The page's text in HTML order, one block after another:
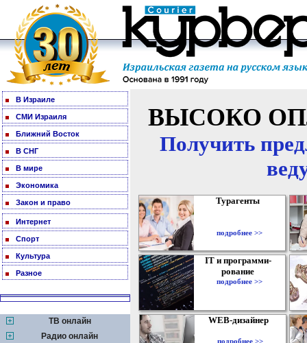
В Израиле
СМИ Израиля
Ближний Восток
В СНГ
В мире
Экономика
Закон и право
Интернет
Спорт
Культура
Разное
ТВ онлайн
Радио онлайн
ВЫСОКО
Получить
Турагенты
подробнее >>
IT и программи-
рование
подробнее >>
WEB-дизайнер
подробнее >>